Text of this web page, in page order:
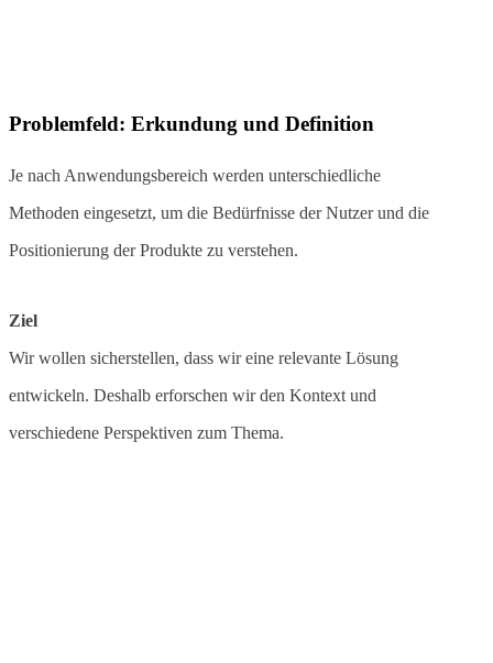
Problemfeld: Erkundung und Definition
Je nach Anwendungsbereich werden unterschiedliche
Methoden eingesetzt, um die Bedürfnisse der Nutzer und die
Positionierung der Produkte zu verstehen.
Ziel
Wir wollen sicherstellen, dass wir eine relevante Lösung
entwickeln. Deshalb erforschen wir den Kontext und
verschiedene Perspektiven zum Thema.